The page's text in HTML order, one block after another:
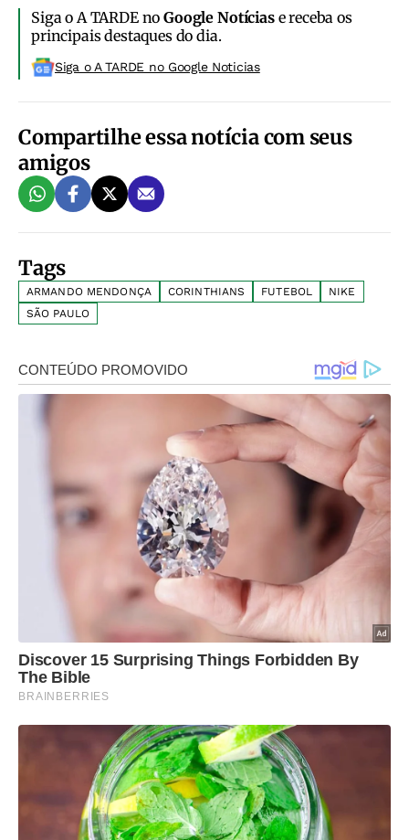
Siga o A TARDE noGoogle Notíciase receba os
principais destaques do dia.
Siga o A TARDE no Google Noticias
Compartilhe essa notícia com seus
amigos
Tags
ARMANDO MENDONÇA CORINTHIANS FUTEBOL
NIKE
SÃO PAULO